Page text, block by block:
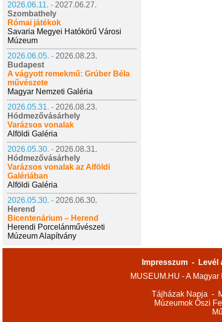
2026.06.11. - 2027.06.27.
Szombathely
Római játékok
Savaria Megyei Hatókörű Városi
Múzeum
2026.06.05. - 2026.08.23.
Budapest
A vágyott remekmű: Grúber Béla
művészete
Magyar Nemzeti Galéria
2026.05.31. - 2026.08.23.
Hódmezővásárhely
Varázsos vonalak
Alföldi Galéria
2026.05.30. - 2026.08.31.
Hódmezővásárhely
Varázsos vonalak az Alföldi
Galériában
Alföldi Galéria
2026.05.30. - 2026.06.30.
Herend
Bicentenárium – Herend
Herendi Porcelánművészeti
Múzeum Alapítvány
Impresszum -
Levél
MUSEUM.HU - A
Tájházak Napja -
Múzeumok Őszi